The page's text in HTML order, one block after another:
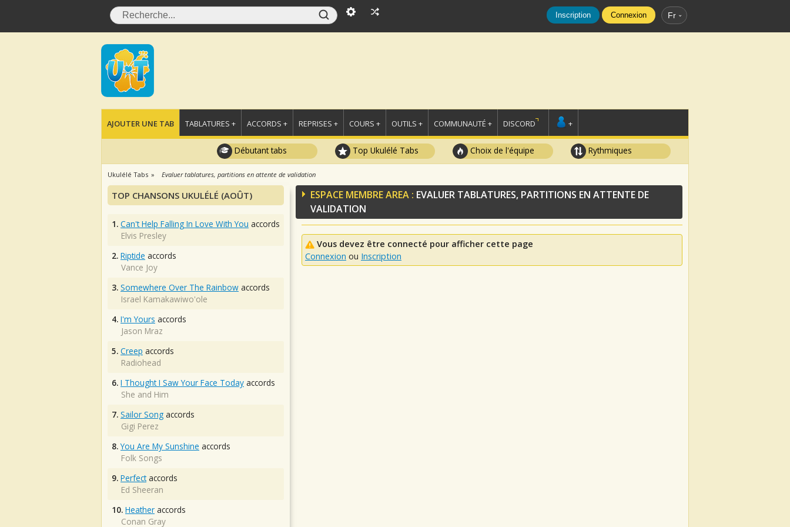
Inscription Connexion Fr
AJOUTER UNE TAB TABLATURES + ACCORDS + REPRISES + COURS + OUTILS + COMMUNAUTÉ + DISCORD +
Débutant tabs Top Ukulélé Tabs Choix de l'équipe Rythmiques
Ukulélé Tabs Evaluer tablatures, partitions en attente de validation
ESPACE MEMBRE AREA : EVALUER TABLATURES, PARTITIONS EN ATTENTE DE
VALIDATION
Vous devez être connecté pour afficher cette page
Connexion ou Inscription
TOP CHANSONS UKULÉLÉ (AOÛT)
1. Can't Help Falling In Love With You accords
Elvis Presley
2. Riptide accords
Vance Joy
3. Somewhere Over The Rainbow accords
Israel Kamakawiwo'ole
4. I'm Yours accords
Jason Mraz
5. Creep accords
Radiohead
6. I Thought I Saw Your Face Today accords
She and Him
7. Sailor Song accords
Gigi Perez
8. You Are My Sunshine accords
Folk Songs
9. Perfectaccords
Ed Sheeran
10. Heather accords
Conan Gray